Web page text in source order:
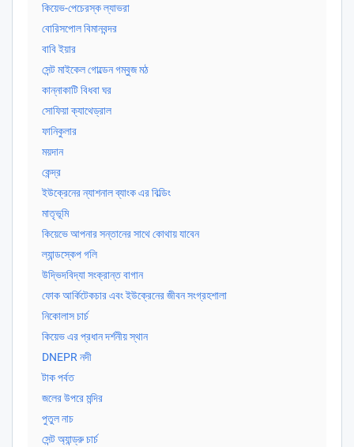
কিয়েভ-পেচেরস্ক ল্যাভরা
বোরিসপোল বিমানবন্দর
বাবি ইয়ার
সেন্ট মাইকেল গোল্ডেন গম্বুজ মঠ
কান্নাকাটি বিধবা ঘর
সোফিয়া ক্যাথেড্রাল
ফানিকুলার
ময়দান
কেন্দ্র
ইউক্রেনের ন্যাশনাল ব্যাংক এর বিল্ডিং
মাতৃভূমি
কিয়েভে আপনার সন্তানের সাথে কোথায় যাবেন
ল্যান্ডস্কেপ গলি
উদ্ভিদবিদ্যা সংক্রান্ত বাগান
ফোক আর্কিটেকচার এবং ইউক্রেনের জীবন সংগ্রহশালা
নিকোলাস চার্চ
কিয়েভ এর প্রধান দর্শনীয় স্থান
DNEPR নদী
টাক পর্বত
জলের উপরে মন্দির
পুতুল নাচ
সেন্ট অ্যান্ড্রু চার্চ